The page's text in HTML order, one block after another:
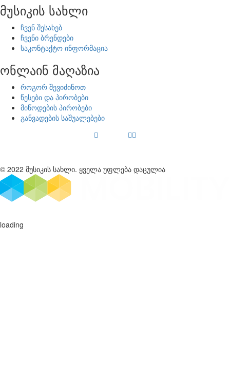
მუსიკის სახლი
ჩვენ შესახებ
ჩვენი ბრენდები
საკონტაქტო ინფორმაცია
ონლაინ მაღაზია
როგორ შევიძინოთ
წესები და პირობები
მიწოდების პირობები
განვადების საშუალებები
© 2022 მუსიკის სახლი. ყველა უფლება დაცულია
loading